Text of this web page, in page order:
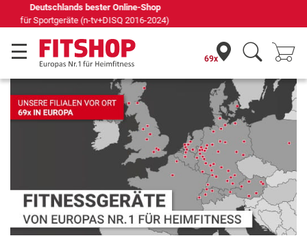
Seit 42 Jahren Ihr Experte für Heimfitness
69x